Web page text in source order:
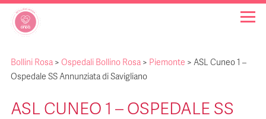
OSPEDALI BOLLINO ROSA
INIZIATIVE
Bollini Rosa > Ospedali Bollino Rosa > Piemonte > ASL Cuneo 1 –
Ospedale SS Annunziata di Savigliano
ASL CUNEO 1 – OSPEDALE SS